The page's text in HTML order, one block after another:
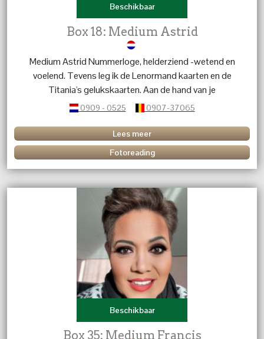
Beschikbaar
Box 18: Medium Astrid
Medium Astrid Nummerloge, helderziend -wetend en
voelend. Tevens leg ik de Lenormand kaarten en de
Titania's gelukskaarten. Aan de hand van je
geboortedatum geef ik een uit gebreide
0909 - 0525 0907-37065
Lees meer
Fotoreading
Beschikbaar
Box 35: Medium Francis